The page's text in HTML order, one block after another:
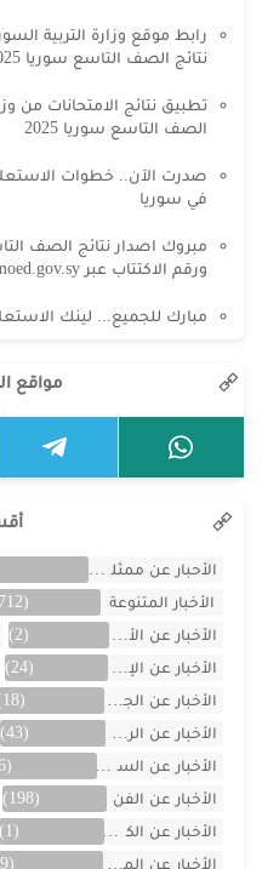
نتائج الصف التاسع سوريا 2025
تطبيق نتائج الامتحانات من
الصف التاسع سوريا 2025
في سوريا
ورقم الاكتتاب عبر moed.gov.sy
مبارك للجميع... لينك
مواقع
الأحبار عن ممثلين الخليج
الأخبار المتنوعة
الأخبار عن الأفلام
(2)
الأخبار عن الإمارات
(24)
الأخبار عن الجزائر
الأخبار عن الرياضة
(43)
الأخبار عن السيارات
الأخبار عن الفن
(198)
الأخبار عن الكويت
(1)
الأخبار عن المسلسلات